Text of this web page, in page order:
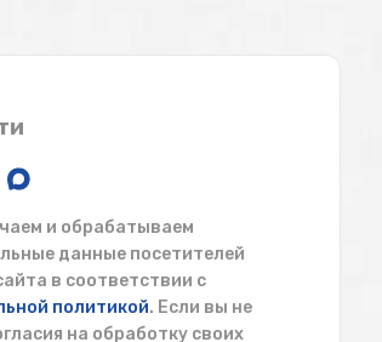
и обрабатываем
данные посетителей
в соответствии с
политикой. Если вы не
на обработку своих